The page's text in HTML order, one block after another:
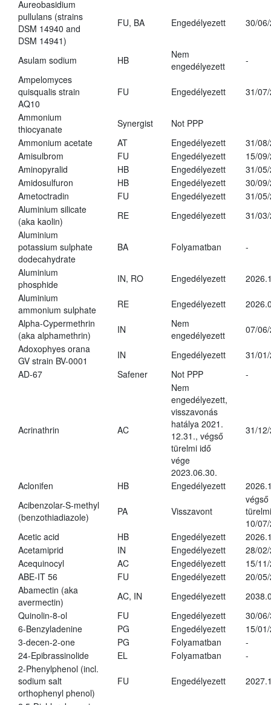
Aureobasidium
pullulans (strains
DSM 14940 and
DSM 14941)
FU, BA Engedélyezett 30/
Asulam sodium HB
Nem
engedélyezett
-
Ampelomyces
quisqualis strain
AQ10
FU Engedélyezett 31/
Ammonium
thiocyanate
Synergist
Not PPP
Ammonium acetate
AT Engedélyezett
31/
Amisulbrom
FU Engedélyezett
15/
Aminopyralid
HB Engedélyezett
31/
Amidosulfuron
HB Engedélyezett
30/
Ametoctradin
FU Engedélyezett
31/
Aluminium silicate
(aka kaolin)
RE Engedélyezett
31/
Aluminium
potassium sulphate
dodecahydrate
BA Folyamatban -
Aluminium
phosphide
IN, RO Engedélyezett
Aluminium
ammonium sulphate
RE Engedélyezett
Alpha-Cypermethrin
(aka alphamethrin)
IN
Nem
engedélyezett
07/
Adoxophyes orana
GV strain BV-0001
IN Engedélyezett
31/
AD-67
Safener Not PPP -
Acrinathrin AC
Nem
engedélyezett,
visszavonás
hatálya 2021.
12.31., végső
türelmi idő
vége
2023.06.30.
31/
Aclonifen HB Engedélyezett
Acibenzolar-S-methyl
(benzothiadiazole)
PA Visszavont
végső
10/
Acetic acid
HB Engedélyezett
Acetamiprid
IN Engedélyezett
28/
Acequinocyl
AC Engedélyezett
15/
ABE-IT 56
FU Engedélyezett
20/
Abamectin (aka
avermectin)
AC, IN Engedélyezett
Quinolin-8-ol
FU Engedélyezett
30/
6-Benzyladenine
PG Engedélyezett
15/
3-decen-2-one
PG Folyamatban
-
24-Epibrassinolide
EL Folyamatban
-
2-Phenylphenol (incl.
sodium salt
orthophenyl phenol)
FU Engedélyezett